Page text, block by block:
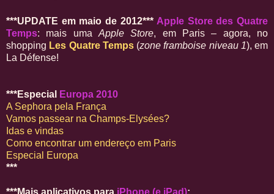
***UPDATE em maio de 2012*** Apple Store des Quatre
Temps: mais uma Apple Store, em Paris – agora, no
shopping Les Quatre Temps(zone framboise niveau 1), em
La Défense!
***Especial
Europa 2010
A Sephora pela França
Vamos passear na Champs-Elysées?
Idas e vindas
Como encontrar um endereço em Paris
Especial Europa
***
***Mais aplicativos para iPhone (e iPad):